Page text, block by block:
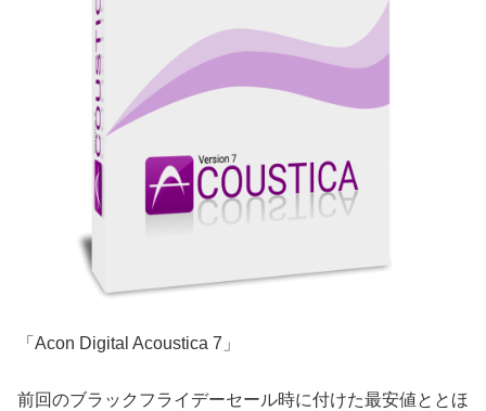
「Acon Digital Acoustica 7」
前回のブラックフライデーセール時に付けた最安値ととほ